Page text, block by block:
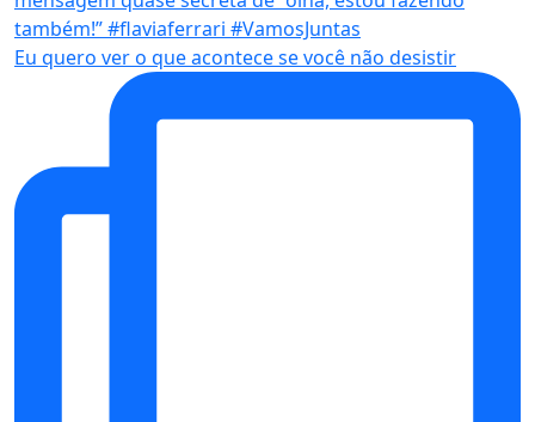
Eu quero ver o que acontece se você não desistir